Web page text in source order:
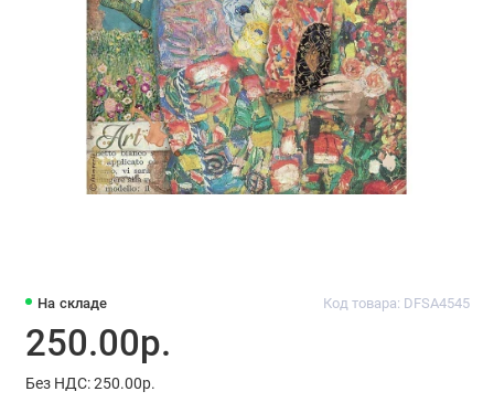
На складе Код товара: DFSA4545
250.00р.
Без НДС: 250.00р.